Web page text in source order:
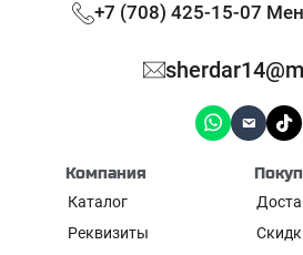
+7 (708) 425-15-07
Компания
Каталог
Реквизиты